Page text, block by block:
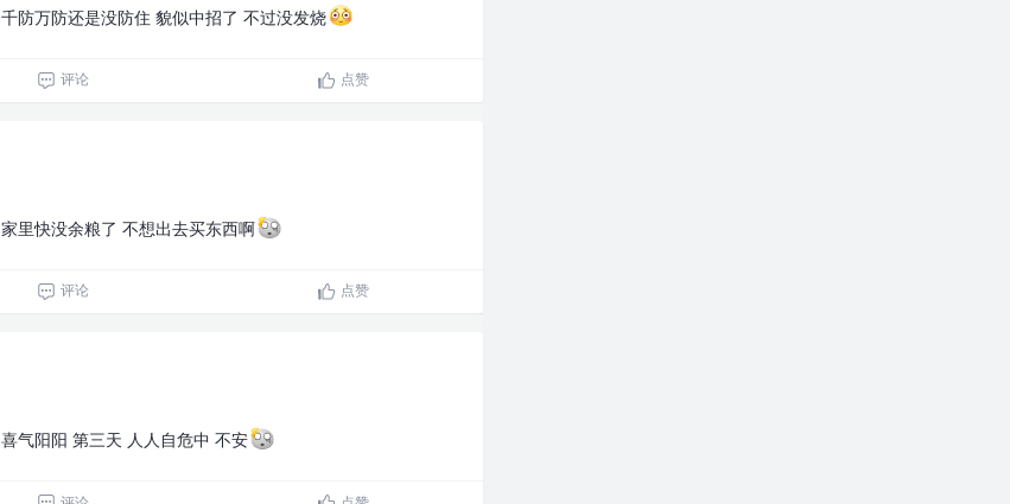
千防万防还是没防住 貌似中招了 不过没发烧
评论 点赞
家里快没余粮了 不想出去买东西啊
评论 点赞
喜气阳阳 第三天 人人自危中 不安